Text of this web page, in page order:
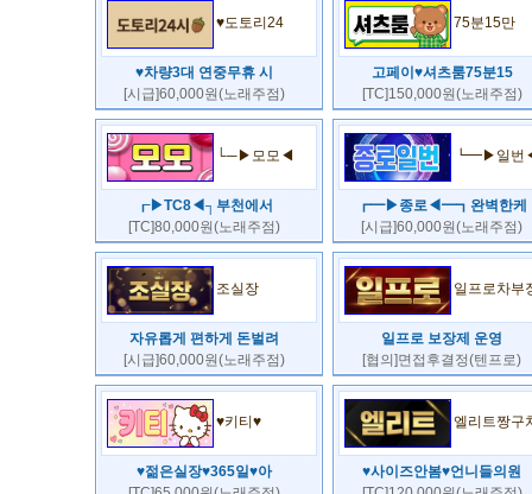
♥도토리24
♥차량3대 연중무휴 시
[시급]60,000원(노래주점)
75분15만
고페이♥셔츠룸75분15
[TC]150,000원(노래주점)
└─▶모모◀
┎▶TC8◀┐부천에서
[TC]80,000원(노래주점)
┗━▶일번
┏━▶종로◀━┓완벽한케
[시급]60,000원(노래주점)
조실장
자유롭게 편하게 돈벌려
[시급]60,000원(노래주점)
일프로차부
일프로 보장제 운영
[협의]면접후결정(텐프로)
♥키티♥
♥젊은실장♥365일♥아
엘리트짱구
♥사이즈안봄♥언니들의원